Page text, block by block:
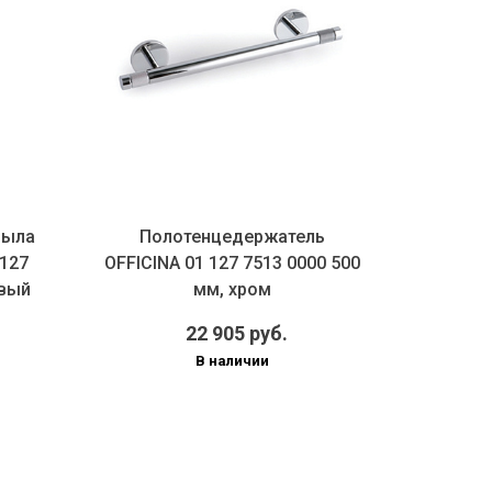
Полотенцедержатель
OFFICINA 01 127 7513 0000 500
мм, хром
22 905 руб.
В наличии